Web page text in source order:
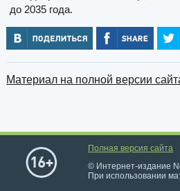
до 2035 года.
Материал на полной версии
Полная версия сайта
© Интернет-издание
При использовании